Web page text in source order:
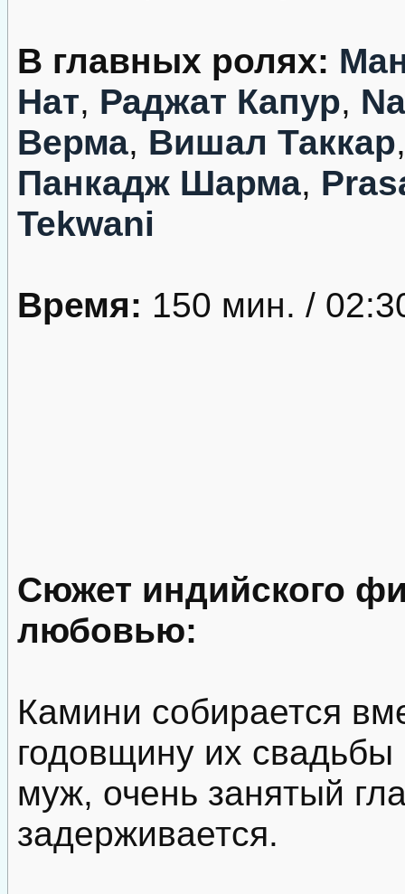
В главных ролях:
Нат, Раджат Капур,
Верма, Вишал Таккар
Панкадж Шарма,
Tekwani
Время: 150 мин. /
Сюжет индийского
любовью:
Камини собирается
годовщину их
муж, очень занятый
задерживается.